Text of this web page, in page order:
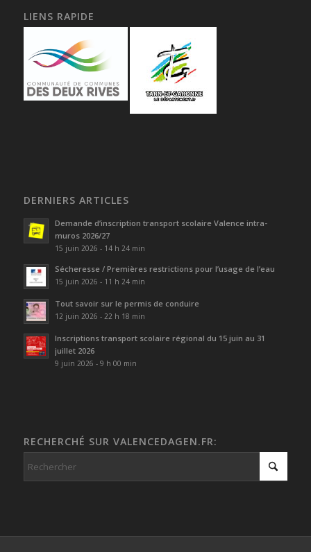
LIENS RAPIDE
DERNIERS ARTICLES
Demande d’inscription transport scolaire Valence intra-
muros 2026/27
15 juin 2026 - 14 h 24 min
Sécheresse / Premières restrictions pour l’usage de l’eau
15 juin 2026 - 11 h 24 min
Tout savoir sur le permis de conduire
12 juin 2026 - 22 h 18 min
Inscriptions transport scolaire régional du 15 juin au 31
juillet 2026
9 juin 2026 - 9 h 00 min
RECHERCHÉ SUR VALENCEDAGEN.FR: